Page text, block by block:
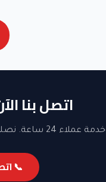
اتصل بنا
خدمة عملاء 24 ساعة. نصلك في القاهرة والجيزة. ضمان شامل على جميع الإصلاحات.
📞 اتصل: